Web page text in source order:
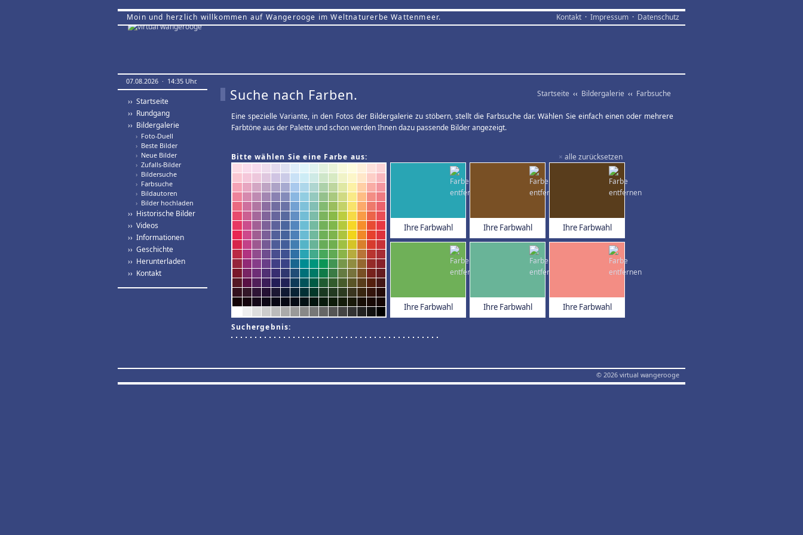
Moin und herzlich willkommen auf Wangerooge im Weltnaturerbe Wattenmeer. Kontakt · Impressum · Datenschutz
07.08.2026 · 14:35 Uhr.
›› Startseite
›› Rundgang
›› Bildergalerie
› Foto-Duell
› Beste Bilder
› Neue Bilder
› Zufalls-Bilder
› Bildersuche
› Farbsuche
› Bildautoren
› Bilder hochladen
›› Historische Bilder
›› Videos
›› Informationen
›› Geschichte
›› Herunterladen
›› Kontakt
Startseite ‹‹ Bildergalerie ‹‹ Farbsuche
Suche nach Farben.
Eine spezielle Variante, in den Fotos der Bildergalerie zu stöbern, stellt die Farbsuche dar. Wählen Sie einfach einen oder mehrere
Farbtöne aus der Palette und schon werden Ihnen dazu passende Bilder angezeigt.
× alle zurücksetzen
Bitte wählen Sie eine Farbe aus:
Ihre Farbwahl Ihre Farbwahl Ihre Farbwahl
Ihre Farbwahl Ihre Farbwahl Ihre Farbwahl
Suchergebnis:
© 2026 virtual wangerooge